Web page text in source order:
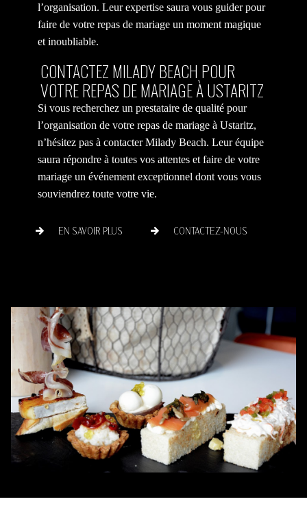
l’organisation. Leur expertise saura vous guider pour
faire de votre repas de mariage un moment magique
et inoubliable.
CONTACTEZ MILADY BEACH POUR
VOTRE REPAS DE MARIAGE À USTARITZ
Si vous recherchez un prestataire de qualité pour
l’organisation de votre repas de mariage à Ustaritz,
n’hésitez pas à contacter Milady Beach. Leur équipe
saura répondre à toutes vos attentes et faire de votre
mariage un événement exceptionnel dont vous vous
souviendrez toute votre vie.
EN SAVOIR PLUS CONTACTEZ-NOUS